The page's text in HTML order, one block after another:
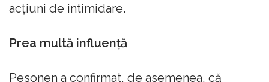
acțiuni de intimidare.
Prea multă influență
Pesonen a confirmat, de asemenea, că